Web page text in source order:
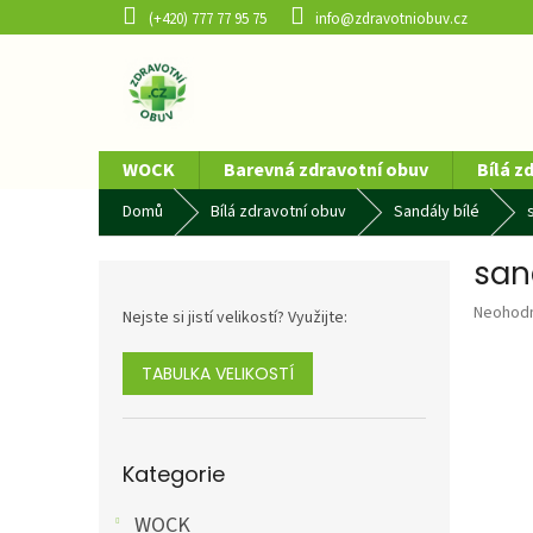
na
(+420) 777 77 95 75 info@zdravotniobuv.cz
WOCK Barevná zdravotní obuv Bílá
Domů Bílá zdravotní obuv Sandály bílé
Nejste si jistí velikostí? Využijte:
TABULKA VELIKOSTÍ
kategorie
Kategorie
WOCK